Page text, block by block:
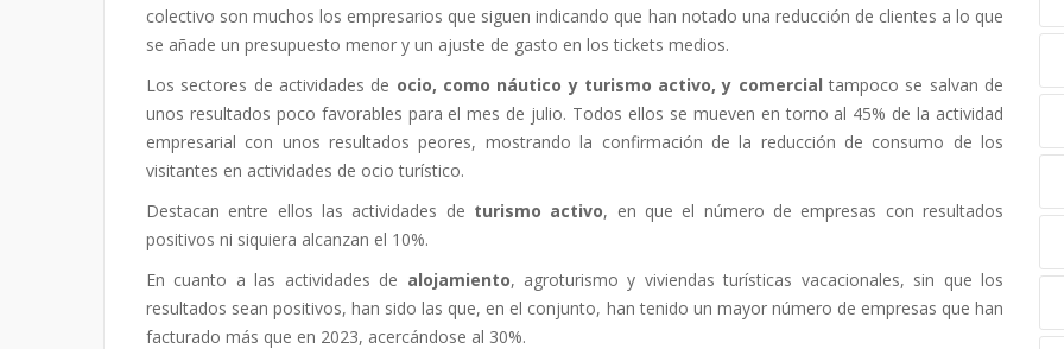
colectivo son muchos los empresarios que siguen indicando que han notado una reducción de clientes a lo que
se añade un presupuesto menor y un ajuste de gasto en los tickets medios.
Los sectores de actividades de ocio, como náutico y turismo activo, y comercial tampoco se salvan de
unos resultados poco favorables para el mes de julio. Todos ellos se mueven en torno al 45% de la actividad
empresarial con unos resultados peores, mostrando la confirmación de la reducción de consumo de los
visitantes en actividades de ocio turístico.
Destacan entre ellos las actividades de turismo activo, en que el número de empresas con resultados
positivos ni siquiera alcanzan el 10%.
En cuanto a las actividades de alojamiento, agroturismo y viviendas turísticas vacacionales, sin que los
resultados sean positivos, han sido las que, en el conjunto, han tenido un mayor número de empresas que han
facturado más que en 2023, acercándose al 30%.